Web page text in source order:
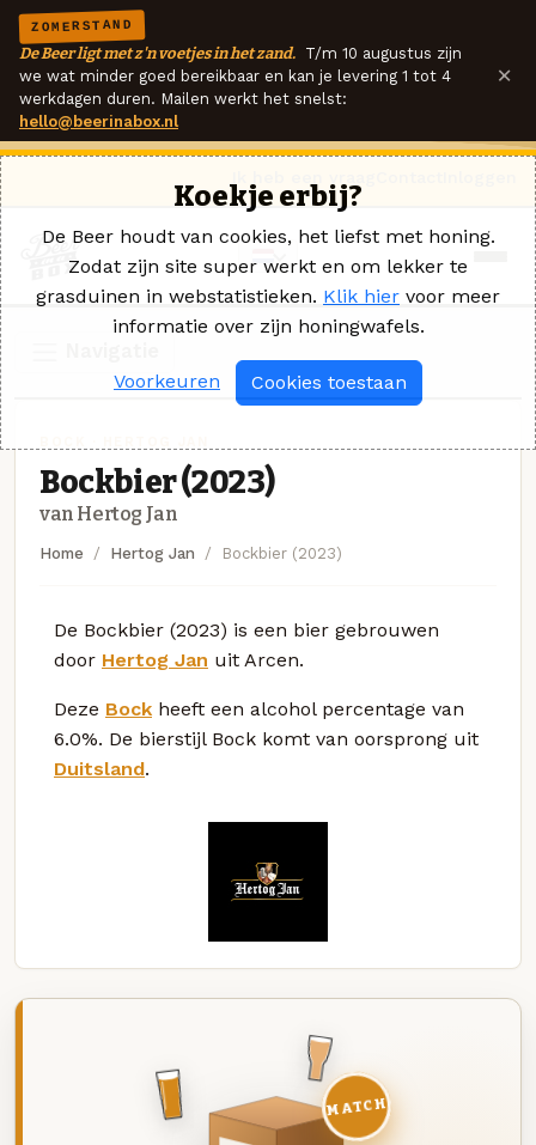
ZOMERSTAND
De Beer ligt met z'n voetjes in het zand. T/m 10 augustus zijn
we wat minder goed bereikbaar en kan je levering 1 tot 4
werkdagen duren. Mailen werkt het snelst:
hello@beerinabox.nl
×
Bockbier (2023)
van Hertog Jan
Home Hertog Jan Bockbier (2023)
De Bockbier (2023) is een bier gebrouwen
door Hertog Jan uit Arcen.
Deze Bock heeft een alcohol percentage van
6.0%. De bierstijl Bock komt van oorsprong uit
Duitsland.
MATCH
Koekje erbij?
De Beer houdt van cookies, het liefst met honing.
Zodat zijn site super werkt en om lekker te
grasduinen in webstatistieken. Klik hier voor meer
informatie over zijn honingwafels.
Voorkeuren Cookies toestaan